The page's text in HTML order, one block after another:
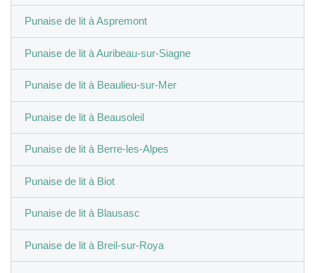
Punaise de lit à Aspremont
Punaise de lit à Auribeau-sur-Siagne
Punaise de lit à Beaulieu-sur-Mer
Punaise de lit à Beausoleil
Punaise de lit à Berre-les-Alpes
Punaise de lit à Biot
Punaise de lit à Blausasc
Punaise de lit à Breil-sur-Roya